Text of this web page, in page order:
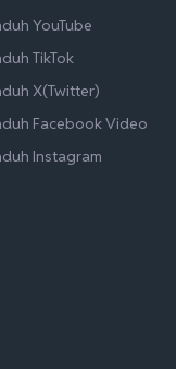
YouTube
TikTok
X(Twitter)
Facebook Video
Instagram